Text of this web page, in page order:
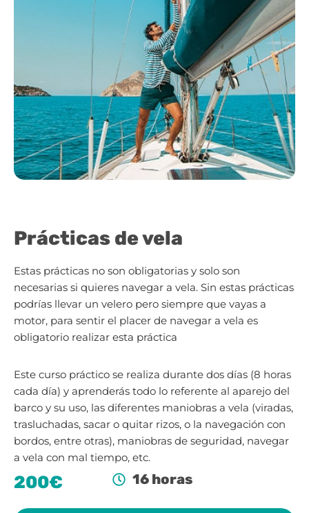
Prácticas de vela
Estas prácticas no son obligatorias y solo son
necesarias si quieres navegar a vela. Sin estas prácticas
podrías llevar un velero pero siempre que vayas a
motor, para sentir el placer de navegar a vela es
obligatorio realizar esta práctica
Este curso práctico se realiza durante dos días (8 horas
cada día) y aprenderás todo lo referente al aparejo del
barco y su uso, las diferentes maniobras a vela (viradas,
trasluchadas, sacar o quitar rizos, o la navegación con
bordos, entre otras), maniobras de seguridad, navegar
a vela con mal tiempo, etc.
16 horas
200€